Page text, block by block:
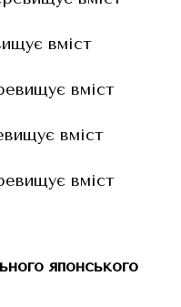
вміст
вміст
вміст
вміст
японського